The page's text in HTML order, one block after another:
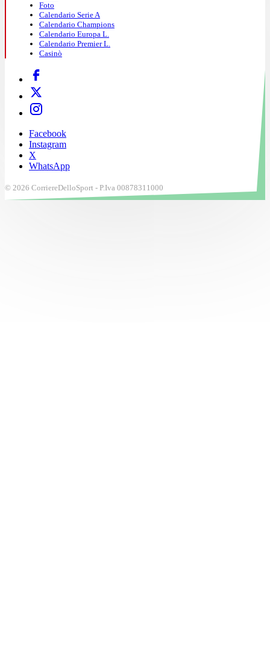
Foto
Calendario Serie A
Calendario Champions
Calendario Europa L.
Calendario Premier L.
Casinò
Facebook
Instagram
X
WhatsApp
© 2026 CorriereDelloSport - P.Iva 00878311000